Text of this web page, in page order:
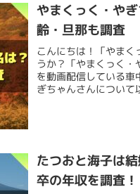
やまくっく・や
齢・旦那も調査
こんにちは！「やまく
うか？「やまくっく
を動画配信している
ぎちゃんさんについて
たつおと海子は
卒の年収を調査！